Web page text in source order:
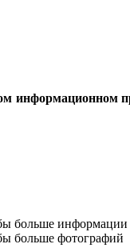
больше информации
больше фотографий